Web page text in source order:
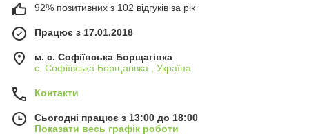
92% позитивних з 102 відгуків за рік
Працює з 17.01.2018
м. c. Софіївська Борщагівка
c. Софіївська Борщагівка , Україна
Контакти
Сьогодні працює з 13:00 до 18:00
Показати весь графік роботи